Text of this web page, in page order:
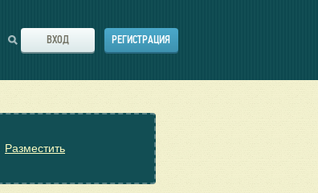
ВХОД РЕГИСТРАЦИЯ
Разместить